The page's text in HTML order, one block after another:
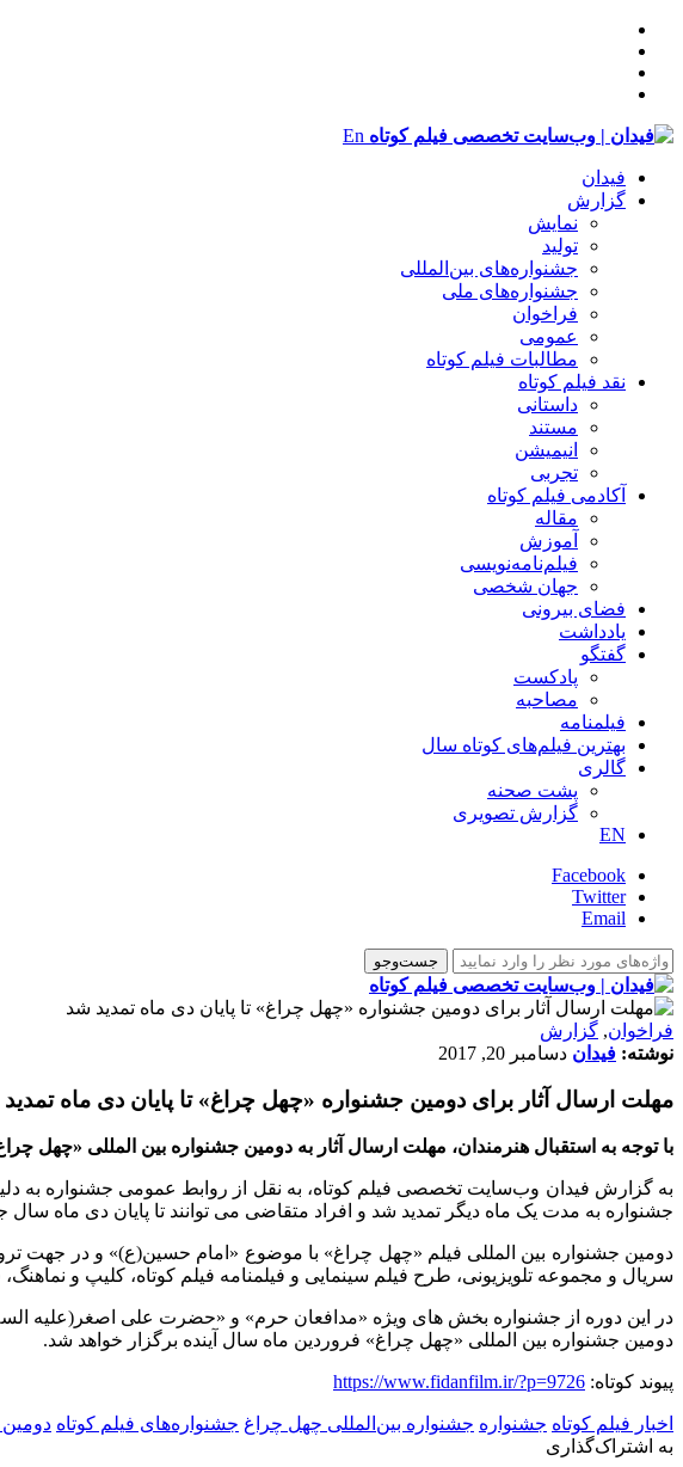
En
فیدان
گزارش
نمایش
تولید
‌‌جشنواره‌های بین‌المللی
جشنواره‌های ملی
فراخوان
عمومی
مطالبات فیلم کوتاه
نقد فیلم کوتاه
داستانی
مستند
انیمیشن
تجربی
آکادمی فیلم کوتاه
مقاله
آموزش
فیلم‌نامه‌نویسی
جهان شخصی
فضای بیرونی
یادداشت
گفتگو
پادکست
مصاحبه
فیلمنامه
بهترین فیلم‌های کوتاه سال
گالری
پشت صحنه
گزارش تصویری
EN
Facebook
Twitter
Email
فراخوان, گزارش
نوشته: فیدان دسامبر 20, 2017
مهلت ارسال آثار برای دومین جشنواره «چهل چراغ» تا پایان دی ماه
با توجه به استقبال هنرمندان، مهلت ارسال آثار به دومین جشنواره بین المللی «چهل چراغ» تا 30 دیماه
به گزارش فیدان وب‌سایت تخصصی فیلم کوتاه، به نقل از روابط عمومی جشنواره به دلیل
جشنواره به مدت یک ماه دیگر تمدید شد و افراد متقاضی می توانند تا پایان دی ماه سال
دومین جشنواره بین المللی فیلم «چهل چراغ» با موضوع «امام حسین(ع)» و در جهت
سریال و مجموعه تلویزیونی، طرح فیلم سینمایی و فیلمنامه فیلم کوتاه، کلیپ و
در این دوره از جشنواره بخش های ویژه «مدافعان حرم» و «حضرت علی اصغر(علیه
دومین جشنواره بین المللی «چهل چراغ» فروردین ماه سال آینده برگزار خواهد شد.
پیوند کوتاه: https://www.fidanfilm.ir/?p=9726
اخبار فیلم کوتاه جشنواره جشنواره بین‌المللی چهل چراغ جشنواره‌های فیلم کوتاه دومین
به اشتراک‌گذاری